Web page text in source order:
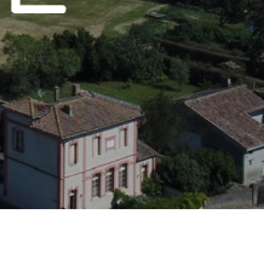
o
u
s
-
m
e
u